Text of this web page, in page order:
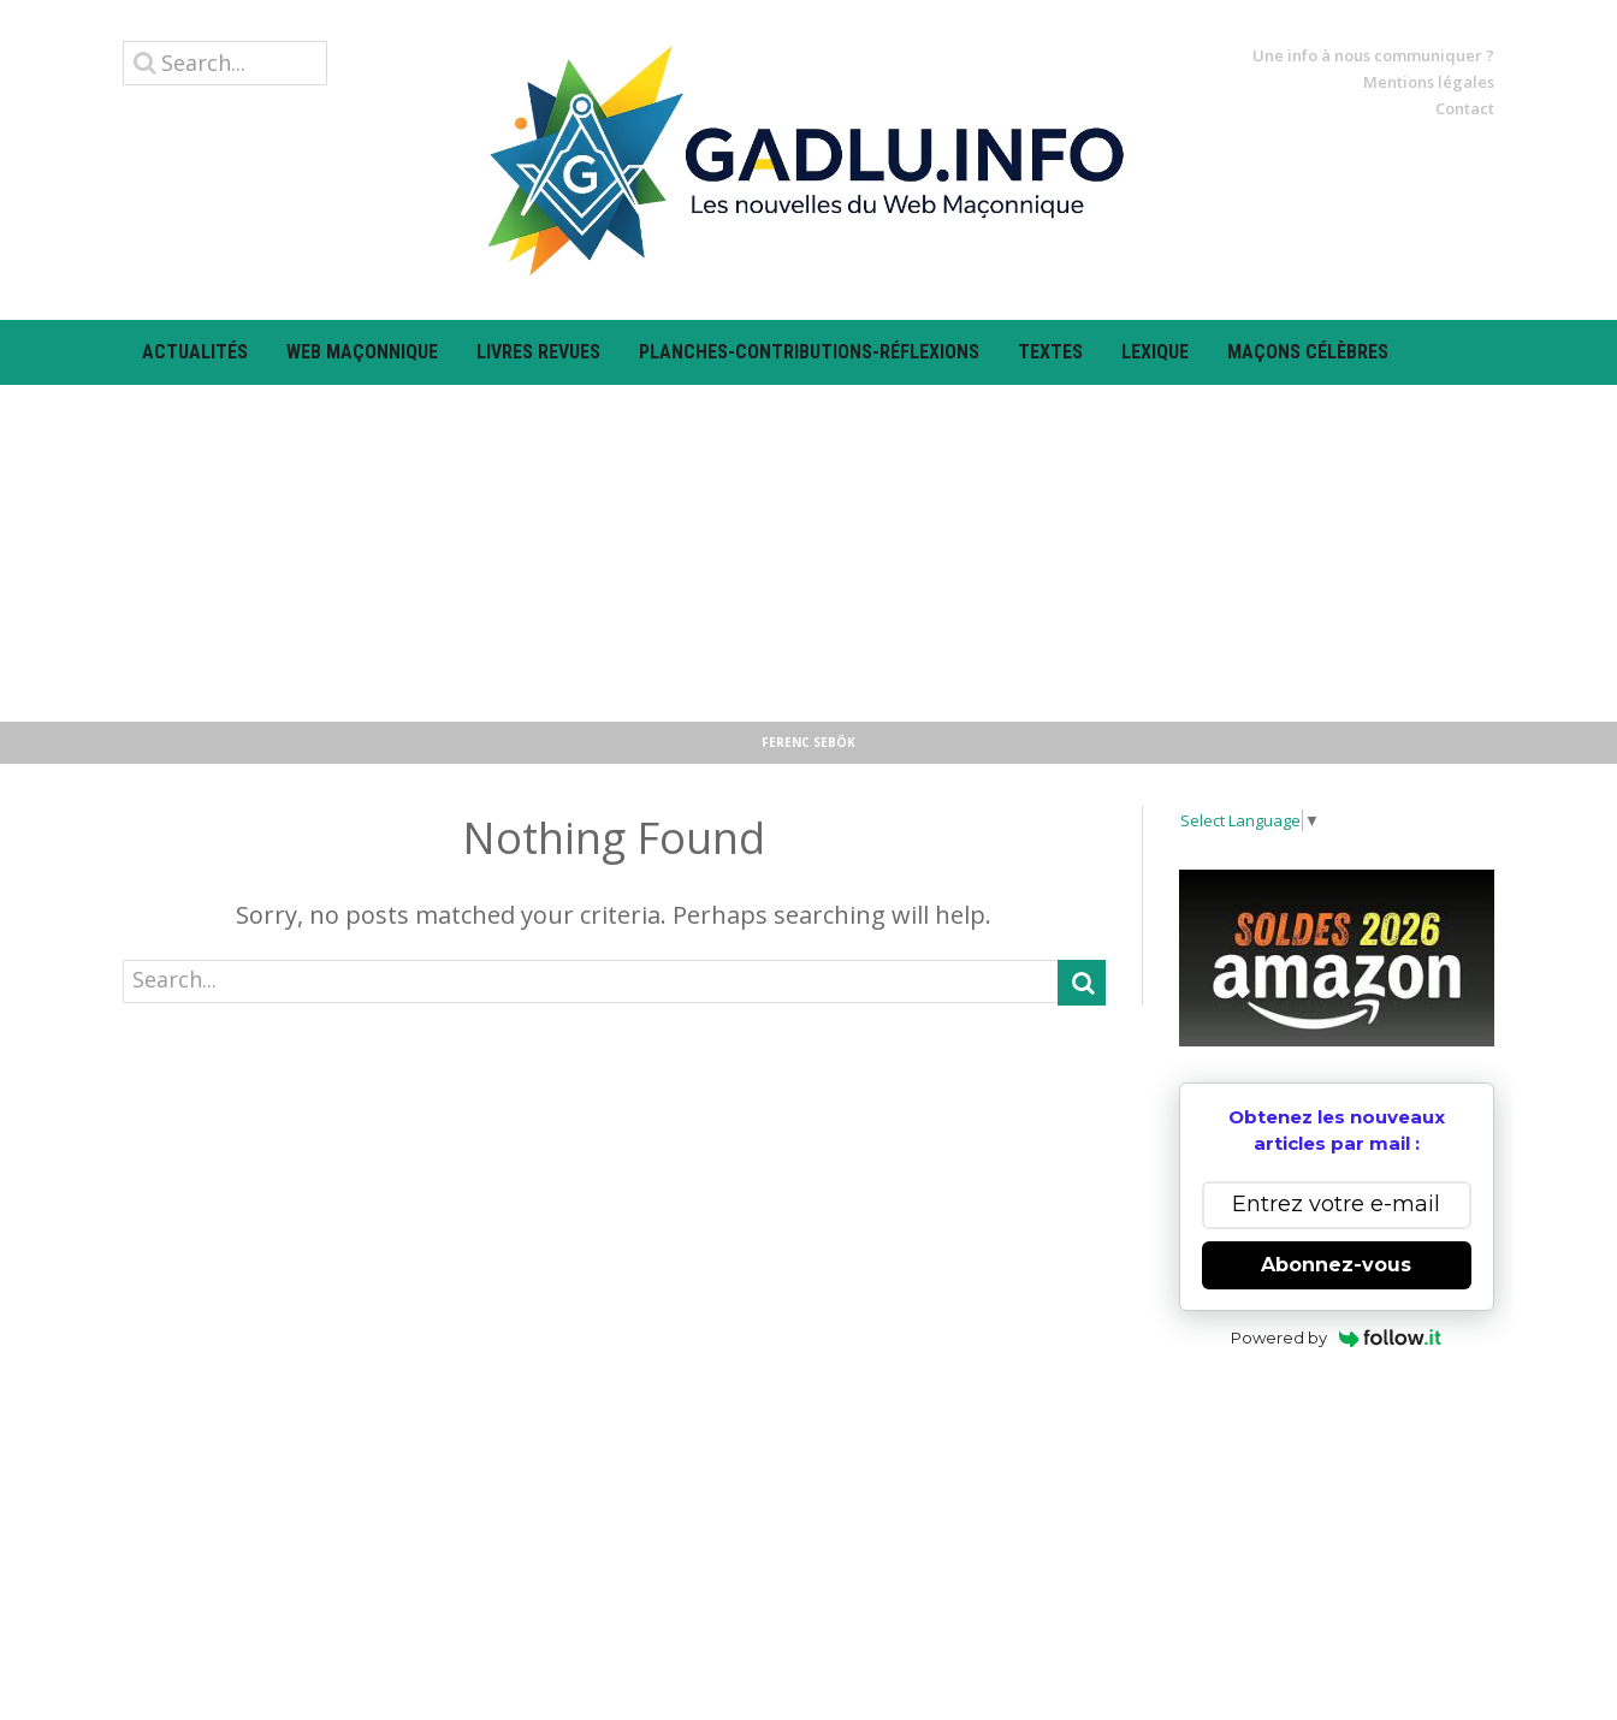
Une info à nous communiquer ?
Mentions légales
Contact
ACTUALITÉS WEB MAÇONNIQUE LIVRES REVUES PLANCHES-CONTRIBUTIONS-RÉFLEXIONS TEXTES LEXIQUE MAÇONS CÉLÈBRES
FERENC SEBÖK
Nothing Found
Sorry, no posts matched your criteria. Perhaps searching will help.
Select Language ▼
Obtenez les nouveaux
articles par mail :
Abonnez-vous
Powered by